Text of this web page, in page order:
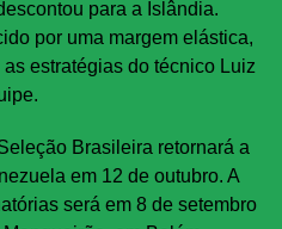
para a Islândia.
por uma margem elástica,
estratégias do técnico Luiz
Brasileira retornará a
em 12 de outubro. A
será em 8 de setembro